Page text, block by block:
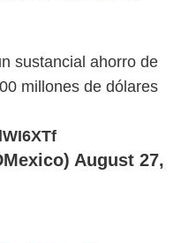
sustancial ahorro de
millones de dólares
August 27,